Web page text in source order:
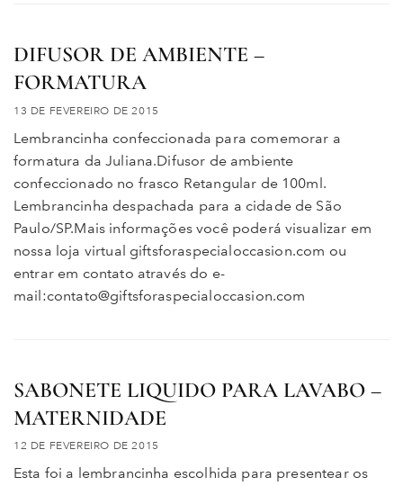
DIFUSOR DE AMBIENTE –
FORMATURA
13 DE FEVEREIRO DE 2015
Lembrancinha confeccionada para comemorar a
formatura da Juliana.Difusor de ambiente
confeccionado no frasco Retangular de 100ml.
Lembrancinha despachada para a cidade de São
Paulo/SP.Mais informações você poderá visualizar em
nossa loja virtual giftsforaspecialoccasion.com ou
entrar em contato através do e-
mail:contato@giftsforaspecialoccasion.com
SABONETE LIQUIDO PARA LAVABO –
MATERNIDADE
12 DE FEVEREIRO DE 2015
Esta foi a lembrancinha escolhida para presentear os